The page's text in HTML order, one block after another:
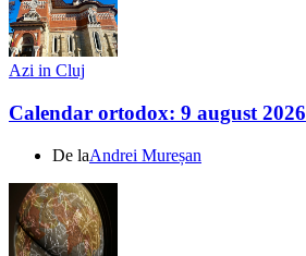
Azi in Cluj
Calendar ortodox: 9 august 2026
De laAndrei Mureșan